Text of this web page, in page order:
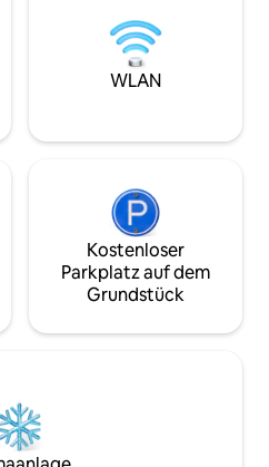
See hat
Verfügung.
ausgestatteten
Spa-ähnlichen
WLAN-Internet,
WLAN
Kostenloser
Parkplatz auf dem
Grundstück